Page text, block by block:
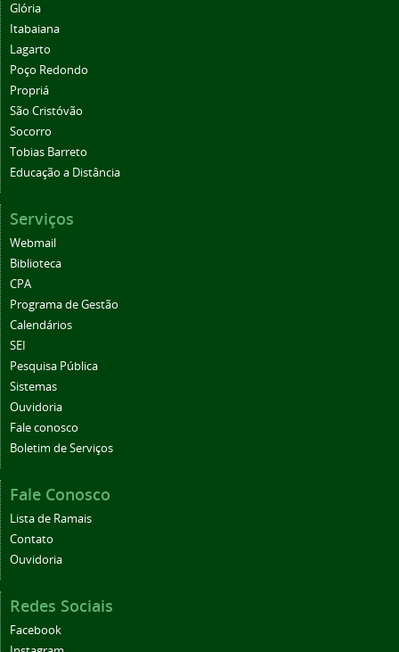
Glória
Itabaiana
Lagarto
Poço Redondo
Propriá
São Cristóvão
Socorro
Tobias Barreto
Educação a Distância
Serviços
Webmail
Biblioteca
CPA
Programa de Gestão
Calendários
SEI
Pesquisa Pública
Sistemas
Ouvidoria
Fale conosco
Boletim de Serviços
Fale Conosco
Lista de Ramais
Contato
Ouvidoria
Redes Sociais
Facebook